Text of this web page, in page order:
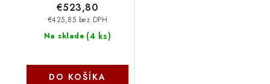
Na sklade (4 ks)
€425,85 bez DPH
€523,80
DO KOŠÍKA